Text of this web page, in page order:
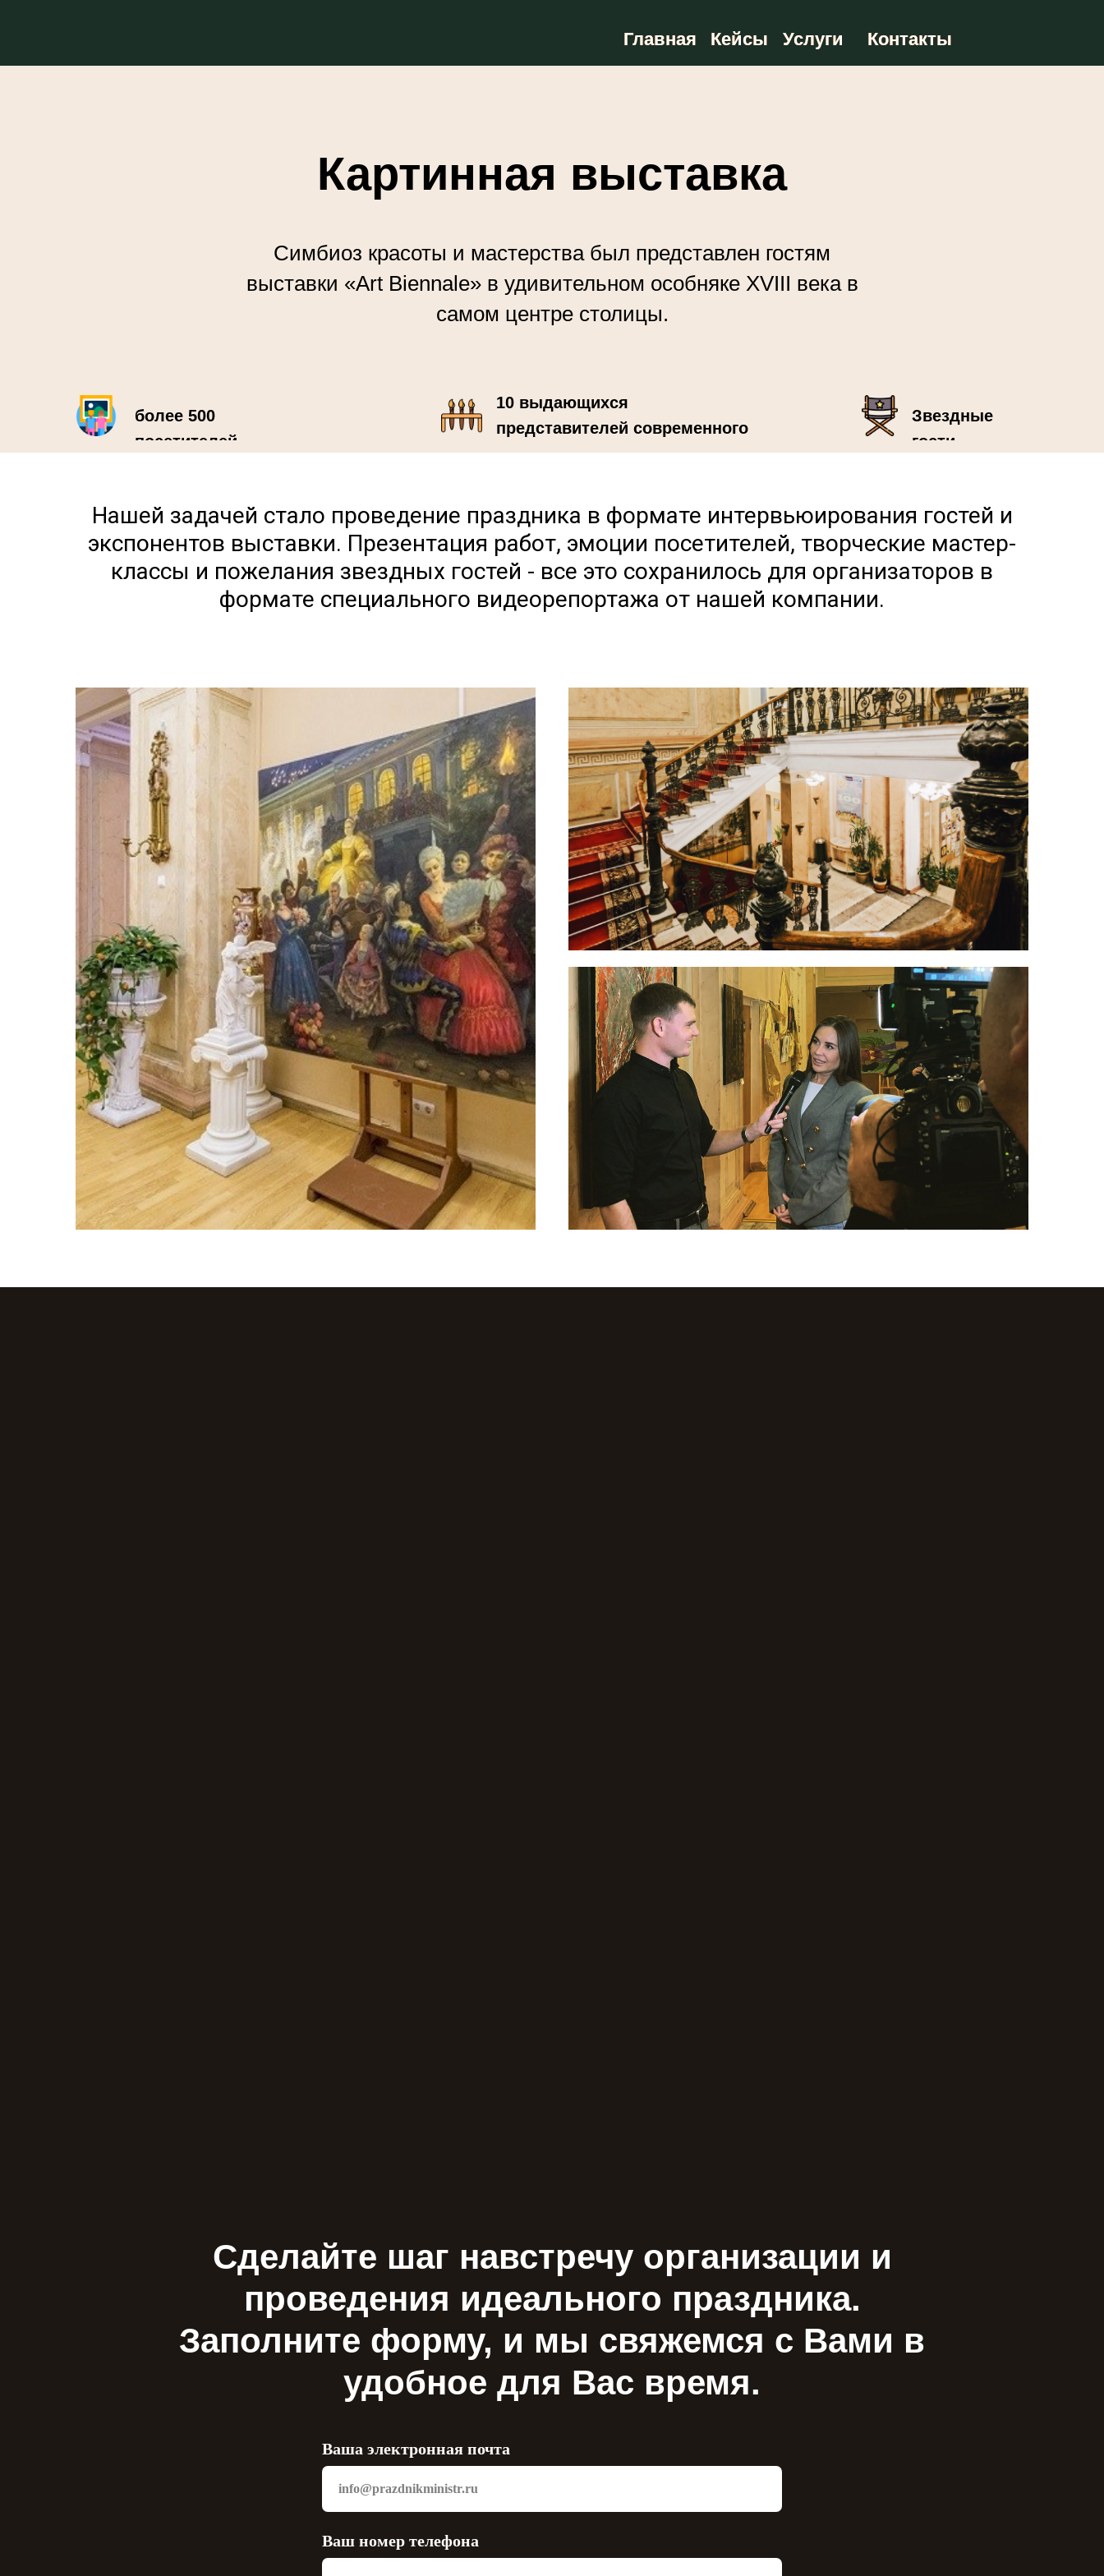
Контакты
Контакты
Услуги
Услуги
Кейсы
Кейсы
Главная
Главная
Картинная выставка
Симбиоз красоты и мастерства был представлен гостям
выставки «Art Biennale» в удивительном особняке XVIII века в
самом центре столицы.
более 500
посетителей
10 выдающихся
представителей современного
искусства
Звездные
гости
Нашей задачей стало проведение праздника в формате интервьюирования гостей и
экспонентов выставки. Презентация работ, эмоции посетителей, творческие мастер-
классы и пожелания звездных гостей - все это сохранилось для организаторов в
формате специального видеорепортажа от нашей компании.
Сделайте шаг навстречу организации и
проведения идеального праздника.
Заполните форму, и мы свяжемся с Вами в
удобное для Вас время.
Ваша электронная почта
Ваш номер телефона